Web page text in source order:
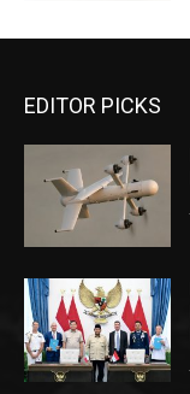
EDITOR PICKS